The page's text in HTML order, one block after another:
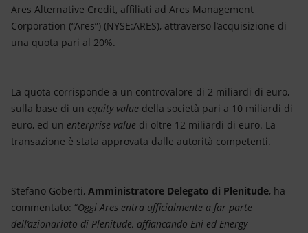
Scenari energetici
Ares Alternative Credit, affiliati ad Ares Management
Corporation (“Ares”) (NYSE:ARES), attraverso l’acquisizione di
una quota pari al 20%.
La quota corrisponde a un controvalore di 2 miliardi di euro,
sulla base di un equity value della società pari a 10 miliardi di
euro, ed un enterprise value di oltre 12 miliardi di euro. La
transazione è stata approvata dalle autorità competenti.
Stefano Goberti, Amministratore Delegato di Plenitude, ha
commentato: “Oggi Ares entra ufficialmente a far parte
dell’azionariato di Plenitude, affiancando Eni ed Energy